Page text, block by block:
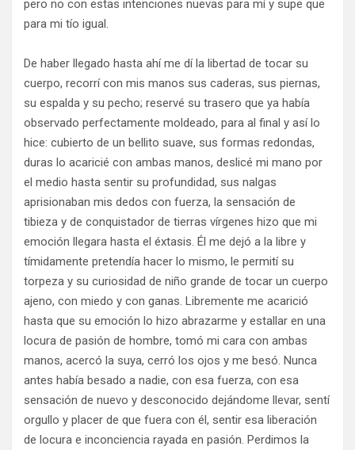
pero no con estas intenciones nuevas para mí y supe que
para mi tío igual.
De haber llegado hasta ahí me dí la libertad de tocar su
cuerpo, recorrí con mis manos sus caderas, sus piernas,
su espalda y su pecho; reservé su trasero que ya había
observado perfectamente moldeado, para al final y así lo
hice: cubierto de un bellito suave, sus formas redondas,
duras lo acaricié con ambas manos, deslicé mi mano por
el medio hasta sentir su profundidad, sus nalgas
aprisionaban mis dedos con fuerza, la sensación de
tibieza y de conquistador de tierras vírgenes hizo que mi
emoción llegara hasta el éxtasis. Él me dejó a la libre y
tímidamente pretendía hacer lo mismo, le permití su
torpeza y su curiosidad de niño grande de tocar un cuerpo
ajeno, con miedo y con ganas. Libremente me acarició
hasta que su emoción lo hizo abrazarme y estallar en una
locura de pasión de hombre, tomó mi cara con ambas
manos, acercó la suya, cerró los ojos y me besó. Nunca
antes había besado a nadie, con esa fuerza, con esa
sensación de nuevo y desconocido dejándome llevar, sentí
orgullo y placer de que fuera con él, sentir esa liberación
de locura e inconciencia rayada en pasión. Perdimos la